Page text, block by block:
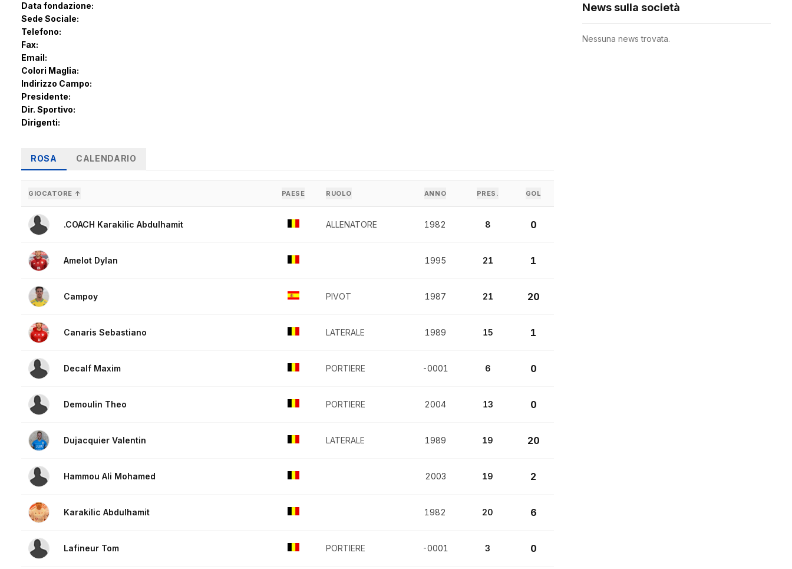
Data fondazione:
Sede Sociale:
Telefono:
Fax:
Email:
Colori Maglia:
Indirizzo Campo:
Presidente:
Dir. Sportivo:
Dirigenti:
ROSA CALENDARIO
GIOCATORE ↑ PAESE RUOLO ANNO PRES. GOL
.COACH Karakilic Abdulhamit ALLENATORE 1982 8 0
Amelot Dylan 1995 21 1
Campoy PIVOT 1987 21 20
Canaris Sebastiano LATERALE 1989 15 1
Decalf Maxim PORTIERE -0001 6 0
Demoulin Theo PORTIERE 2004 13 0
Dujacquier Valentin LATERALE 1989 19 20
Hammou Ali Mohamed 2003 19 2
Karakilic Abdulhamit 1982 20 6
Lafineur Tom PORTIERE -0001 3 0
News sulla società
Nessuna news trovata.